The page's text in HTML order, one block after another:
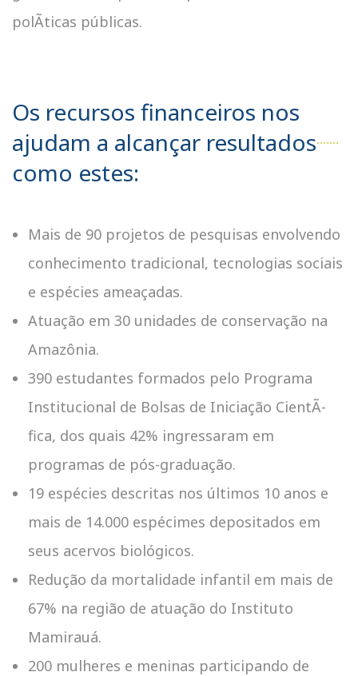
polÃ­ticas públicas.
Os recursos financeiros nos
ajudam a alcançar resultados
como estes:
Mais de 90 projetos de pesquisas envolvendo
conhecimento tradicional, tecnologias sociais
e espécies ameaçadas.
Atuação em 30 unidades de conservação na
Amazônia.
390 estudantes formados pelo Programa
Institucional de Bolsas de Iniciação CientÃ­
fica, dos quais 42% ingressaram em
programas de pós-graduação.
19 espécies descritas nos últimos 10 anos e
mais de 14.000 espécimes depositados em
seus acervos biológicos.
Redução da mortalidade infantil em mais de
67% na região de atuação do Instituto
Mamirauá.
200 mulheres e meninas participando de